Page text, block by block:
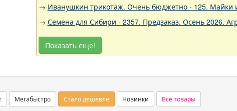
→ Иванушкин трикотаж. Очень бюджетно - 125. Майки
→ Семена для Сибири - 2357. Предзаказ. Осень 2026.
Показать ещё!
Мегабыстро Стало дешевле Новинки Все товары